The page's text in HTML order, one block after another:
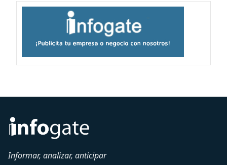
Informar, analizar, anticipar